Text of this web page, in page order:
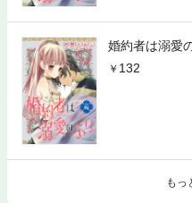
婚約者は溺愛
132
もっ